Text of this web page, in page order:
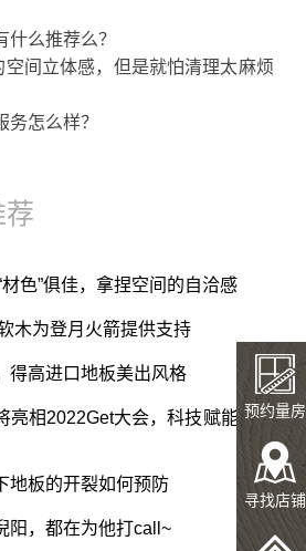
么推荐么？
间立体感，但是就怕清理太麻烦
怎么样？
荐
色”俱佳，拿捏空间的自洽感
木为登月火箭提供支持
得高进口地板美出风格
亮相2022Get大会，科技赋能氧助
地板的开裂如何预防
阳，都在为他打call~
预约量房
寻找店铺